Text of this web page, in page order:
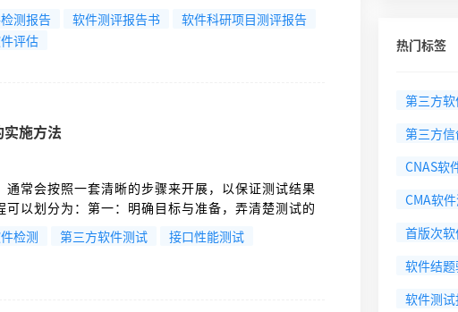
体。没有版本号，报告就失去了明确的指向性，无法
绑定。
测报告 软件测评报告书
软件科研项目测评报告
评估
施方法
常会按照一套清晰的步骤来开展，以保证测试结果
以划分为：第一：明确目标与准备，弄清楚测试的
打好基础。1.确定测试目的：
检测 第三方软件测试
接口性能测试
热门标签
第三方
第三方
CNAS软
CMA软
首版次
软件结
软件测